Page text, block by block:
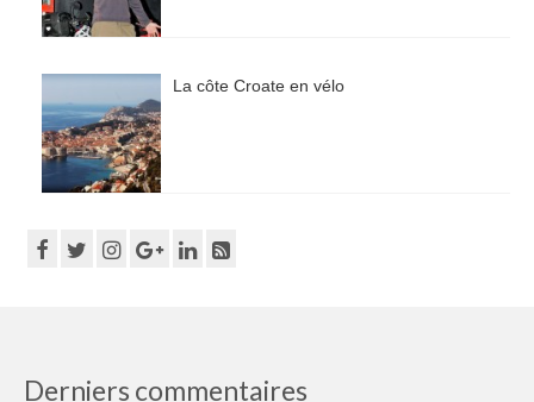
La côte Croate en vélo
Derniers commentaires